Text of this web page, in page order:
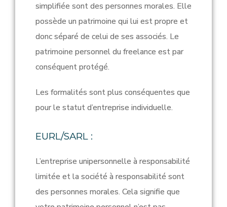
simplifiée sont des personnes morales. Elle
possède un patrimoine qui lui est propre et
donc séparé de celui de ses associés. Le
patrimoine personnel du freelance est par
conséquent protégé.
Les formalités sont plus conséquentes que
pour le statut d’entreprise individuelle.
EURL/SARL :
L’entreprise unipersonnelle à responsabilité
limitée et la société à responsabilité sont
des personnes morales. Cela signifie que